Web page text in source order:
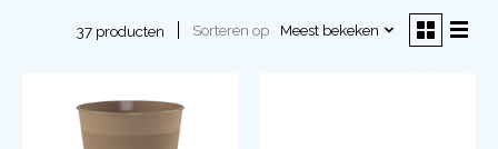
37 producten Sorteren op Meest bekeken